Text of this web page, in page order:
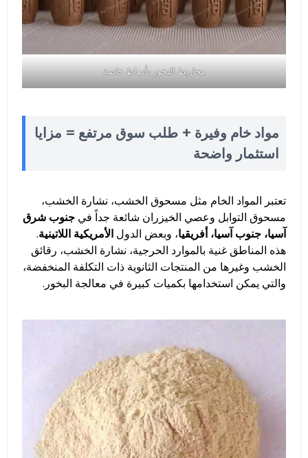
مخاريط البخور بأنماط خاصة
مواد خام وفيرة + طلب سوق مرتفع = مزايا
استثمار واضحة
تعتبر المواد الخام مثل مسحوق الخشب، نشارة الخشب،
مسحوق التوابل وعصي الخيزران شائعة جداً في جنوب شرق
آسيا، جنوب آسيا، أفريقيا، وبعض الدول الأمريكية اللاتينية.
هذه المناطق غنية بالموارد الحرجية، نشارة الخشب، رقائق
الخشب وغيرها من المنتجات الثانوية ذات التكلفة المنخفضة،
والتي يمكن استخدامها بكميات كبيرة في معالجة البخور.